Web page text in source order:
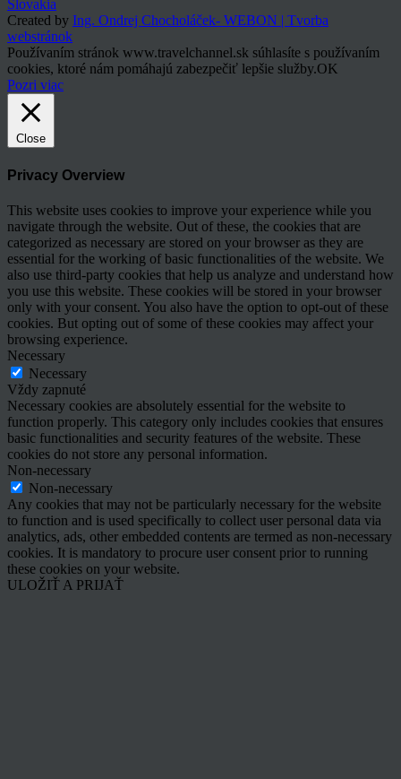
Slovakia
Created by Ing. Ondrej Chocholáček- WEBON | Tvorba
webstránok
Používaním stránok www.travelchannel.sk súhlasíte s používaním
cookies, ktoré nám pomáhajú zabezpečiť lepšie služby.OK
Pozri viac
Close
Privacy Overview
This website uses cookies to improve your experience while you
navigate through the website. Out of these, the cookies that are
categorized as necessary are stored on your browser as they are
essential for the working of basic functionalities of the website. We
also use third-party cookies that help us analyze and understand how
you use this website. These cookies will be stored in your browser
only with your consent. You also have the option to opt-out of these
cookies. But opting out of some of these cookies may affect your
browsing experience.
Necessary
Necessary
Vždy zapnuté
Necessary cookies are absolutely essential for the website to
function properly. This category only includes cookies that ensures
basic functionalities and security features of the website. These
cookies do not store any personal information.
Non-necessary
Non-necessary
Any cookies that may not be particularly necessary for the website
to function and is used specifically to collect user personal data via
analytics, ads, other embedded contents are termed as non-necessary
cookies. It is mandatory to procure user consent prior to running
these cookies on your website.
ULOŽIŤ A PRIJAŤ